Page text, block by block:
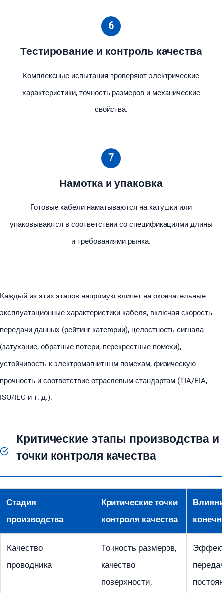
6
Тестирование и контроль качества
Комплексные испытания проверяют электрические
характеристики, точность размеров и механические
свойства.
7
Намотка и упаковка
Готовые кабели наматываются на катушки или
упаковываются в соответствии со спецификациями длины
и требованиями рынка.
Каждый из этих этапов напрямую влияет на окончательные
эксплуатационные характеристики кабеля, включая скорость
передачи данных (рейтинг категории), целостность сигнала
(затухание, обратные потери, перекрестные помехи),
устойчивость к электромагнитным помехам, физическую
прочность и соответствие отраслевым стандартам (TIA/EIA,
ISO/IEC и т. д.).
Критические этапы производства и
точки контроля качества
Стадия
производства
Критические точки
контроля качества
Качество
проводника
Точность размеров,
качество
поверхности,